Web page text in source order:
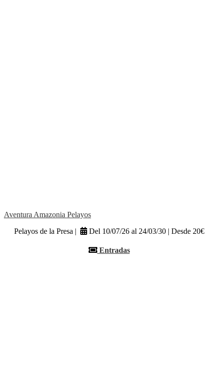
Aventura Amazonia Pelayos
Pelayos de la Presa |
Del 10/07/26 al 24/03/30 | Desde 20€
Entradas